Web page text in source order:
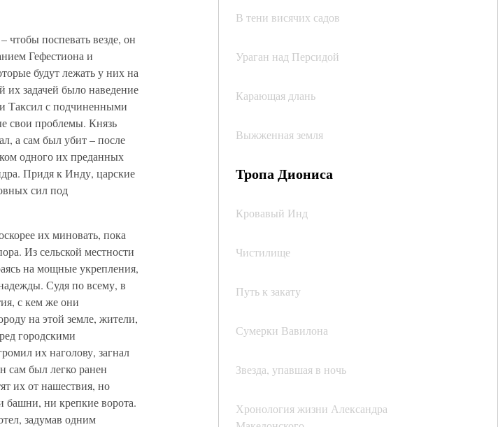
В тени висячих садов
Ураган над Персидой
Карающая длань
Выжженная земля
Тропа Диониса
Кровавый Инд
Чистилище
Путь к закату
Сумерки Вавилона
Звезда, упавшая в ночь
Хронология жизни Александра
чтобы поспевать везде, он
Гефестиона и
будут лежать у них на
задачей было наведение
Таксил с подчиненными
свои проблемы. Князь
а сам был убит – после
одного их преданных
Придя к Инду, царские
сил под
их миновать, пока
Из сельской местности
на мощные укрепления,
Судя по всему, в
с кем же они
на этой земле, жители,
городскими
их наголову, загнал
сам был легко ранен
их от нашествия, но
башни, ни крепкие ворота.
задумав одним